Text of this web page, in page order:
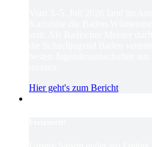
Hier geht's zum Bericht